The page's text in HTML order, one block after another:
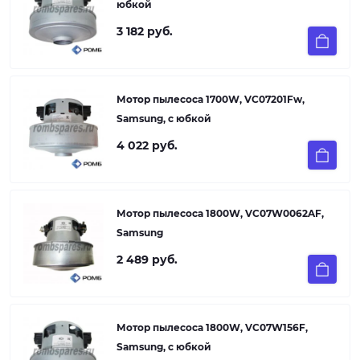
Для заказа или консультации звоните нам по
телефону или пишите на электронную почту.
Компания "Ромб" – ваш надежный партнер в мире
юбкой
3 182 руб.
Мотор пылесоса 1700W, VC07201Fw,
Samsung, с юбкой
4 022 руб.
Мотор пылесоса 1800W, VC07W0062AF,
Samsung
2 489 руб.
Мотор пылесоса 1800W, VC07W156F,
Samsung, с юбкой